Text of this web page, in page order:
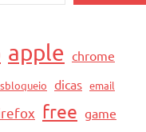
apple chrome
dicas email
free game